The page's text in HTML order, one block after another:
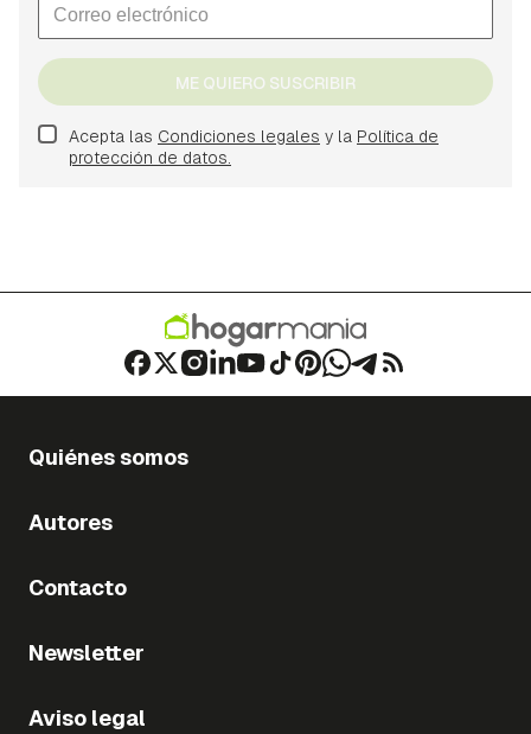
ME QUIERO SUSCRIBIR
Acepta las Condiciones legales y la Política de
protección de datos.
Quiénes somos
Autores
Contacto
Newsletter
Aviso legal